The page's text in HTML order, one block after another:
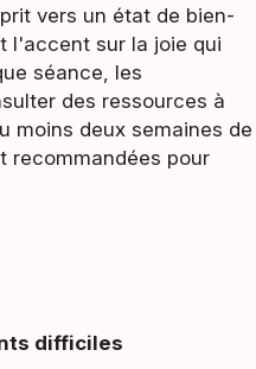
vers un état de bien-
l'accent sur la joie qui
séance, les
des ressources à
moins deux semaines de
recommandées pour
difficiles